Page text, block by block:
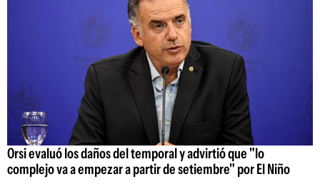
Orsi evaluó los daños del temporal y advirtió que "lo
complejo va a empezar a partir de setiembre" por El Niño